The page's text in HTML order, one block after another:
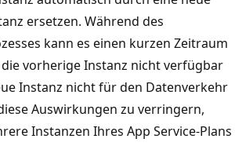
ersetzen. Während des
kann es einen kurzen Zeitraum
vorherige Instanz nicht verfügbar
Instanz nicht für den Datenverkehr
Auswirkungen zu verringern,
Instanzen Ihres App Service-Plans